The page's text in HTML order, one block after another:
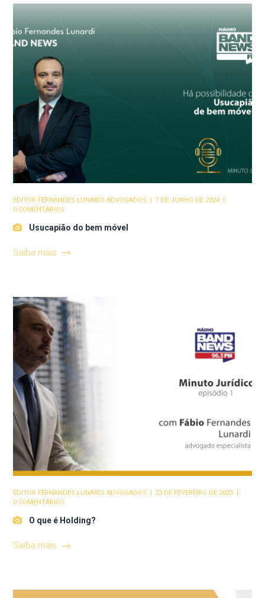
EDITOR FERNANDES LUNARDI ADVOGADOS
7 DE JUNHO DE 2024
0 COMENTÁRIOS
Usucapião do bem móvel
Saiba mais
EDITOR FERNANDES LUNARDI ADVOGADOS
23 DE FEVEREIRO DE 2023
0 COMENTÁRIOS
O que é Holding?
Saiba mais